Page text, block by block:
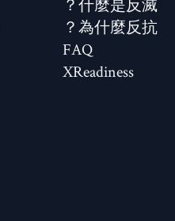
什麼是反滅？
為什麼反抗？
FAQ
XReadiness